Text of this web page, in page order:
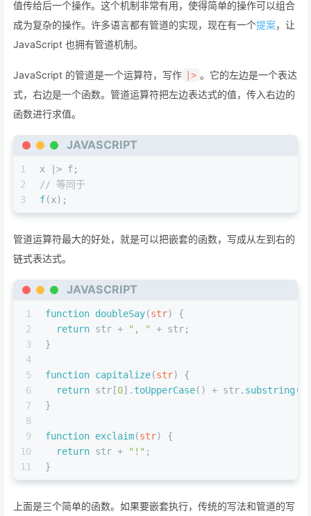
值传给后一个操作。这个机制非常有用，使得简单的操作可以组合
成为复杂的操作。许多语言都有管道的实现，现在有一个提案，让
JavaScript 也拥有管道机制。
JavaScript 的管道是一个运算符，写作 |> 。它的左边是一个表达
式，右边是一个函数。管道运算符把左边表达式的值，传入右边的
函数进行求值。
JAVASCRIPT
1
2
3
x |> f;
// 等同于
f(x);
管道运算符最大的好处，就是可以把嵌套的函数，写成从左到右的
链式表达式。
JAVASCRIPT
1
2
3
4
5
6
7
8
9
10
11
function doubleSay(str) {
return str + ", "
+ str;
}
function capitalize(str) {
return str[0]. toUpperCase() + str. substring(
}
function exclaim(str) {
return str + "!" ;
}
上面是三个简单的函数。如果要嵌套执行，传统的写法和管道的写